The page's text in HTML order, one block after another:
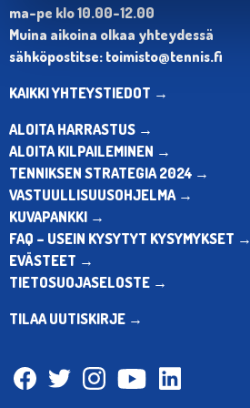
ma-pe klo 10.00-12.00
Muina aikoina olkaa yhteydessä
sähköpostitse: toimisto@tennis.fi
KAIKKI YHTEYSTIEDOT →
ALOITA HARRASTUS →
ALOITA KILPAILEMINEN →
TENNIKSEN STRATEGIA 2024 →
VASTUULLISUUSOHJELMA →
KUVAPANKKI →
FAQ – USEIN KYSYTYT KYSYMYKSET →
EVÄSTEET →
TIETOSUOJASELOSTE →
TILAA UUTISKIRJE →